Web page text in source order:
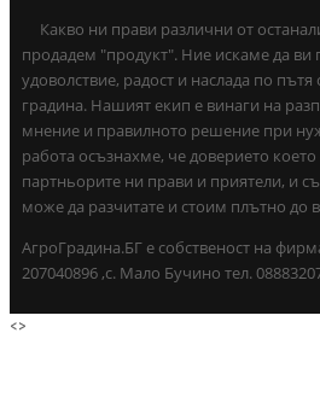
Какво ни прави различни от
продадем "продукт". Ние искаме да ви
удоволствие, радост и наслада по
градина. Нашият екип е винаги на
мнение и правилното решение при
работа осъзнахме, че доверието
партньорите ни прави и приятели, и
може да разчитате и стоим плътно до
АгроГрадина.БГ е собственост на
207040896 ,с. Мало Бучино тел.
<>